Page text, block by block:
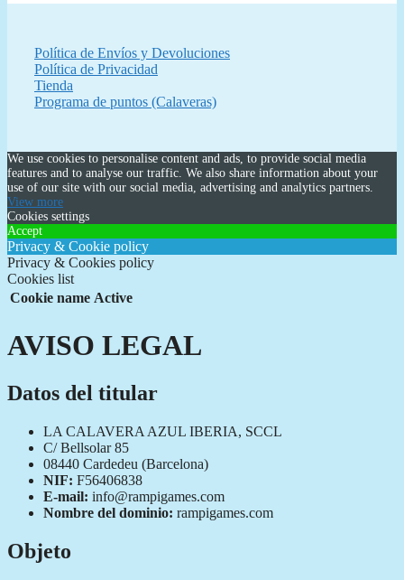
Política de Envíos y Devoluciones
Política de Privacidad
Tienda
Programa de puntos (Calaveras)
We use cookies to personalise content and ads, to provide social media
features and to analyse our traffic. We also share information about your
use of our site with our social media, advertising and analytics partners.
View more
Cookies settings
Accept
Privacy & Cookie policy
Privacy & Cookies policy
Cookies list
Cookie name Active
AVISO LEGAL
Datos del titular
LA CALAVERA AZUL IBERIA, SCCL
C/ Bellsolar 85
08440 Cardedeu (Barcelona)
NIF: F56406838
E-mail: info@rampigames.com
Nombre del dominio: rampigames.com
Objeto